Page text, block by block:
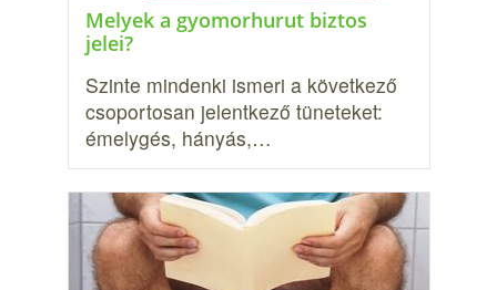
Melyek a gyomorhurut biztos
jelei?
Szinte mindenki ismeri a következő
csoportosan jelentkező tüneteket:
émelygés, hányás,…